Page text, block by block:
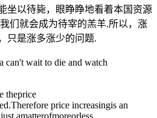
坐以待毙，眼睁睁地看着本国资源
们就会成为待宰的羔羊.所以，涨
只是涨多涨少的问题.
can't wait to die and watch
theprice
price increasingis an